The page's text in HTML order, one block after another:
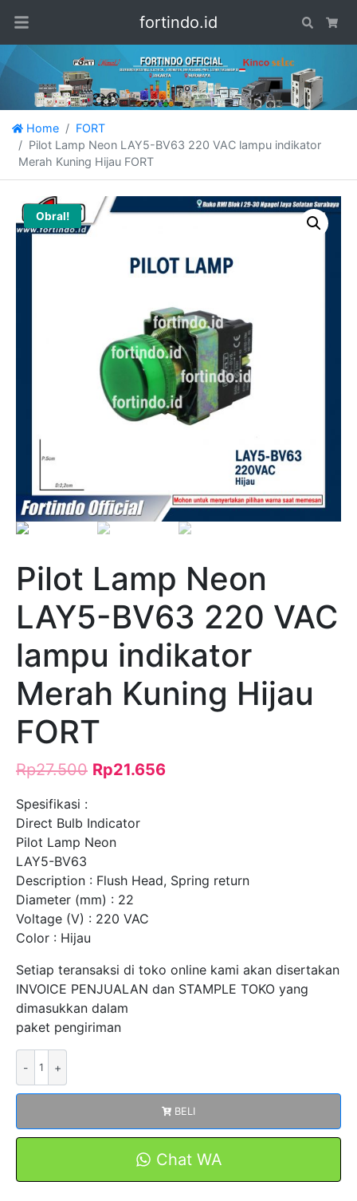
fortindo.id Search
Home
FORT
Pilot Lamp Neon LAY5-BV63 220 VAC lampu indikator
Merah Kuning Hijau FORT
Obral!
Pilot Lamp Neon
LAY5-BV63 220 VAC
lampu indikator
Merah Kuning Hijau
FORT
Rp27.500 Rp21.656
Spesifikasi :
Direct Bulb Indicator
Pilot Lamp Neon
LAY5-BV63
Description : Flush Head, Spring return
Diameter (mm) : 22
Voltage (V) : 220 VAC
Color : Hijau
Setiap teransaksi di toko online kami akan disertakan
INVOICE PENJUALAN dan STAMPLE TOKO yang
dimasukkan dalam
paket pengiriman
Lamp
LAY5-
BELI
Chat WA